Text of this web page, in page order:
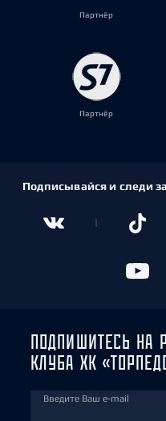
Партнёр
Партнёр
Подписывайся и следи
ПОДПИШИТЕСЬ НА
КЛУБА ХК
Введите Ваш e-mail